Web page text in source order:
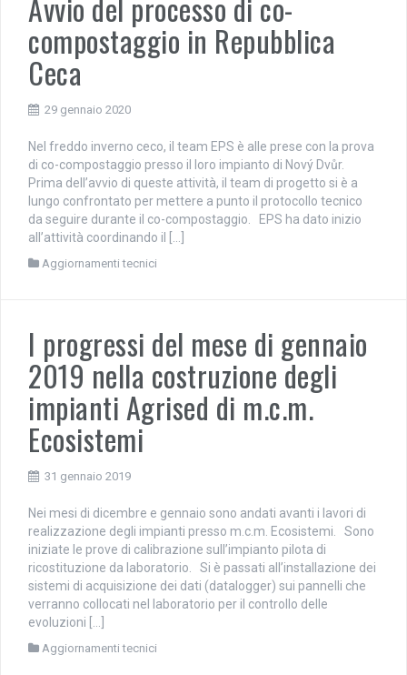
compostaggio in Repubblica
Ceca
29 gennaio 2020
Nel freddo inverno ceco, il team EPS è alle prese con la prova
di co-compostaggio presso il loro impianto di Nový Dvůr.
Prima dell’avvio di queste attività, il team di progetto si è a
lungo confrontato per mettere a punto il protocollo tecnico
da seguire durante il co-compostaggio. EPS ha dato inizio
all’attività coordinando il […]
Aggiornamenti tecnici
I progressi del mese di gennaio
2019 nella costruzione degli
impianti Agrised di m.c.m.
Ecosistemi
31 gennaio 2019
Nei mesi di dicembre e gennaio sono andati avanti i lavori di
realizzazione degli impianti presso m.c.m. Ecosistemi. Sono
iniziate le prove di calibrazione sull’impianto pilota di
ricostituzione da laboratorio. Si è passati all’installazione dei
sistemi di acquisizione dei dati (datalogger) sui pannelli che
verranno collocati nel laboratorio per il controllo delle
evoluzioni […]
Aggiornamenti tecnici